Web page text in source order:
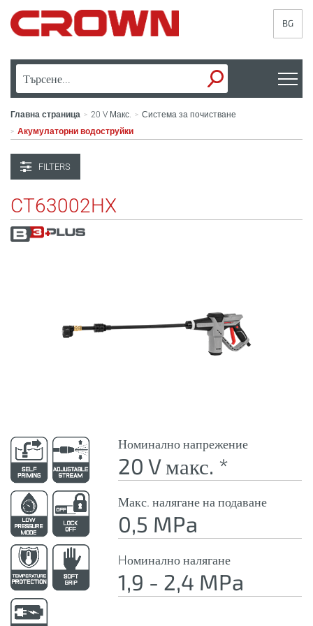
BG
Главна страница > 20 V Макс. > Система за почистване
> Акумулаторни водоструйки
FILTERS
CT63002HX
Номинално напрежение
20 V макс. *
Макс. налягане на подаване
0,5 MPa
Hоминално налягане
1,9 - 2,4 MPa